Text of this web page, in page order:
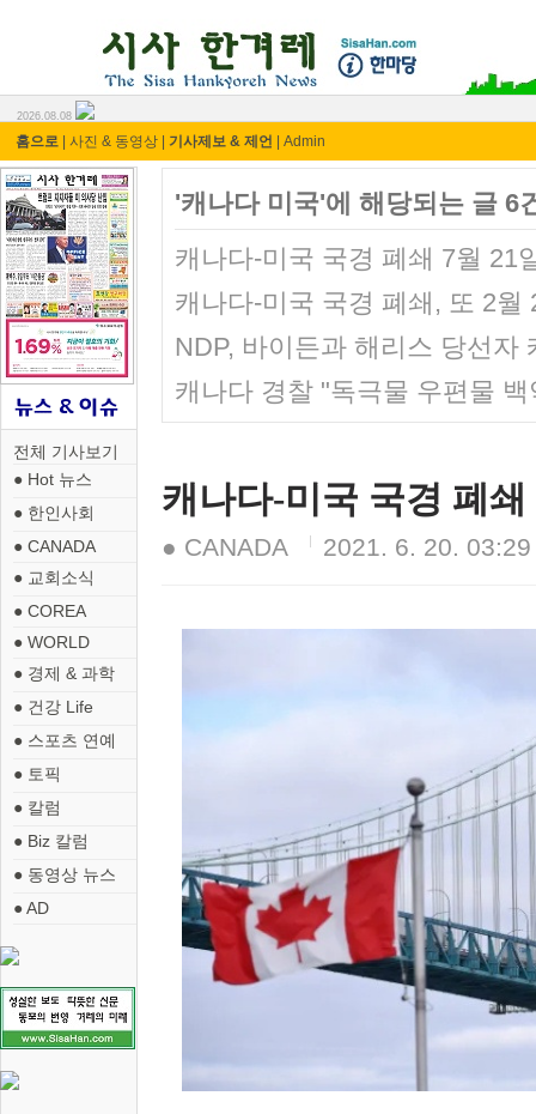
2026.08.08
홈으로 사진 & 동영상 기사제보 & 제언 Admin
전체 기사보기
● Hot 뉴스
● 한인사회
● CANADA
● 교회소식
● COREA
● WORLD
● 경제 & 과학
● 건강 Life
● 스포츠 연예
● 토픽
● 칼럼
● Biz 칼럼
● 동영상 뉴스
● AD
'캐나다 미국'에 해당되는 글 6
캐나다-미국 국경 폐쇄 7월 21
캐나다-미국 국경 폐쇄, 또 2월
NDP, 바이든과 해리스 당선자
캐나다 경찰 "독극물 우편물
캐나다-미국 국경 폐
● CANADA 2021. 6. 20. 03:29